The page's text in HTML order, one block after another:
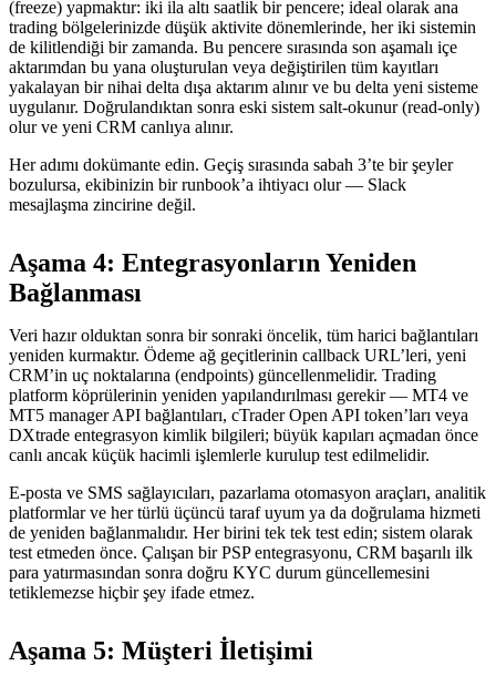
(freeze) yapmaktır: iki ila altı saatlik bir pencere; ideal olarak ana
trading bölgelerinizde düşük aktivite dönemlerinde, her iki sistemin
de kilitlendiği bir zamanda. Bu pencere sırasında son aşamalı içe
aktarımdan bu yana oluşturulan veya değiştirilen tüm kayıtları
yakalayan bir nihai delta dışa aktarım alınır ve bu delta yeni sisteme
uygulanır. Doğrulandıktan sonra eski sistem salt-okunur (read-only)
olur ve yeni CRM canlıya alınır.
Her adımı dokümante edin. Geçiş sırasında sabah 3’te bir şeyler
bozulursa, ekibinizin bir runbook’a ihtiyacı olur — Slack
mesajlaşma zincirine değil.
Aşama 4: Entegrasyonların Yeniden
Bağlanması
Veri hazır olduktan sonra bir sonraki öncelik, tüm harici bağlantıları
yeniden kurmaktır. Ödeme ağ geçitlerinin callback URL’leri, yeni
CRM’in uç noktalarına (endpoints) güncellenmelidir. Trading
platform köprülerinin yeniden yapılandırılması gerekir — MT4 ve
MT5 manager API bağlantıları, cTrader Open API token’ları veya
DXtrade entegrasyon kimlik bilgileri; büyük kapıları açmadan önce
canlı ancak küçük hacimli işlemlerle kurulup test edilmelidir.
E-posta ve SMS sağlayıcıları, pazarlama otomasyon araçları, analitik
platformlar ve her türlü üçüncü taraf uyum ya da doğrulama hizmeti
de yeniden bağlanmalıdır. Her birini tek tek test edin; sistem olarak
test etmeden önce. Çalışan bir PSP entegrasyonu, CRM başarılı ilk
para yatırmasından sonra doğru KYC durum güncellemesini
tetiklemezse hiçbir şey ifade etmez.
Aşama 5: Müşteri İletişimi